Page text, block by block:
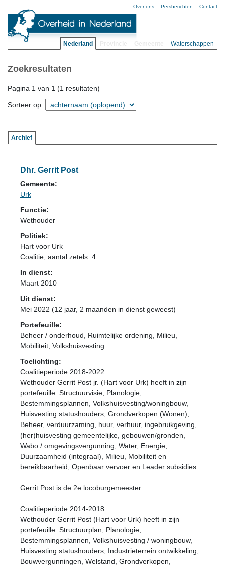
Over ons Persberichten Contact
Nederland Waterschappen
Zoekresultaten
Pagina 1 van 1 (1 resultaten)
Sorteer op:
Archief
Dhr. Gerrit Post
Gemeente:
Urk
Functie:
Wethouder
Politiek:
Hart voor Urk
Coalitie , aantal zetels: 4
In dienst:
Maart 2010
Uit dienst:
Mei 2022 (12 jaar, 2 maanden in dienst geweest)
Portefeuille:
Beheer / onderhoud, Ruimtelijke ordening, Milieu,
Mobiliteit, Volkshuisvesting
Toelichting:
Coalitieperiode 2018-2022
Wethouder Gerrit Post jr. (Hart voor Urk) heeft in zijn
portefeuille: Structuurvisie, Planologie,
Bestemmingsplannen, Volkshuisvesting/woningbouw,
Huisvesting statushouders, Grondverkopen (Wonen),
Beheer, verduurzaming, huur, verhuur, ingebruikgeving,
(her)huisvesting gemeentelijke, gebouwen/gronden,
Wabo / omgevingsvergunning, Water, Energie,
Duurzaamheid (integraal), Milieu, Mobiliteit en
bereikbaarheid, Openbaar vervoer en Leader subsidies.
Gerrit Post is de 2e locoburgemeester.
Coalitieperiode 2014-2018
Wethouder Gerrit Post (Hart voor Urk) heeft in zijn
portefeuille: Structuurplan, Planologie,
Bestemmingsplannen, Volkshuisvesting / woningbouw,
Huisvesting statushouders, Industrieterrein ontwikkeling,
Bouwvergunningen, Welstand, Grondverkopen,